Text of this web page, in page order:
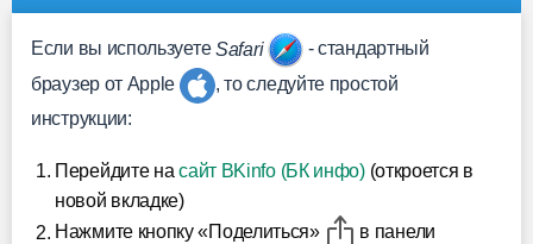
Если вы используетеSafari
- стандартный
браузер от Apple
, то следуйте простой
инструкции:
Перейдите насайт BKinfo (БК инфо)(откроется в
новой вкладке)
Нажмите кнопку «Поделиться»
в панели